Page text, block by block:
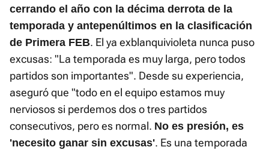
cerrando el año con la décima derrota de la
temporada y antepenúltimos en la clasificación
de Primera FEB. El ya exblanquivioleta nunca puso
excusas: "La temporada es muy larga, pero todos
partidos son importantes". Desde su experiencia,
aseguró que "todo en el equipo estamos muy
nerviosos si perdemos dos o tres partidos
consecutivos, pero es normal. No es presión, es
'necesito ganar sin excusas'. Es una temporada